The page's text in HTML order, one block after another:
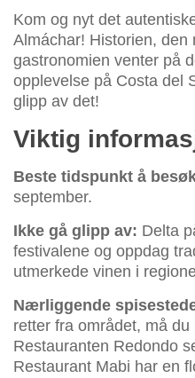
Kom og nyt det
Almáchar! Historien, den
gastronomien venter på
opplevelse på Costa del
glipp av det!
Viktig
Beste tidspunkt å
september.
Ikke gå glipp av: Delta
festivalene og oppdag
utmerkede vinen i
Nærliggende
retter fra området, må
Restauranten Redondo
Restaurant Mabi har en